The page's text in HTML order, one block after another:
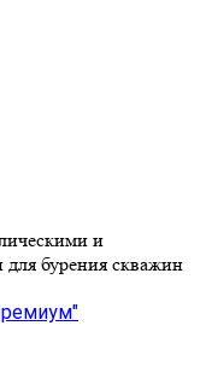
и
бурения скважин